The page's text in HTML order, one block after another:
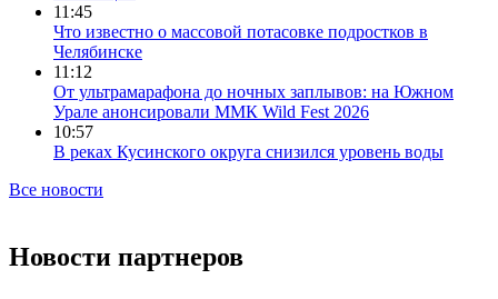
11:45
Что известно о массовой потасовке подростков в
Челябинске
11:12
От ультрамарафона до ночных заплывов: на Южном
Урале анонсировали ММК Wild Fest 2026
10:57
В реках Кусинского округа снизился уровень воды
Все новости
Новости партнеров